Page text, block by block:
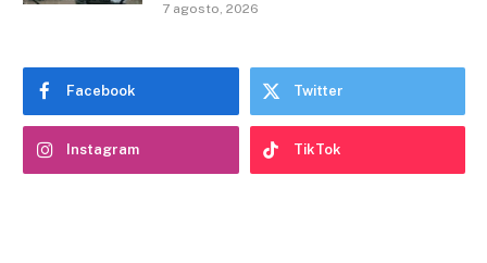
7 agosto, 2026
Facebook Twitter
Instagram TikTok